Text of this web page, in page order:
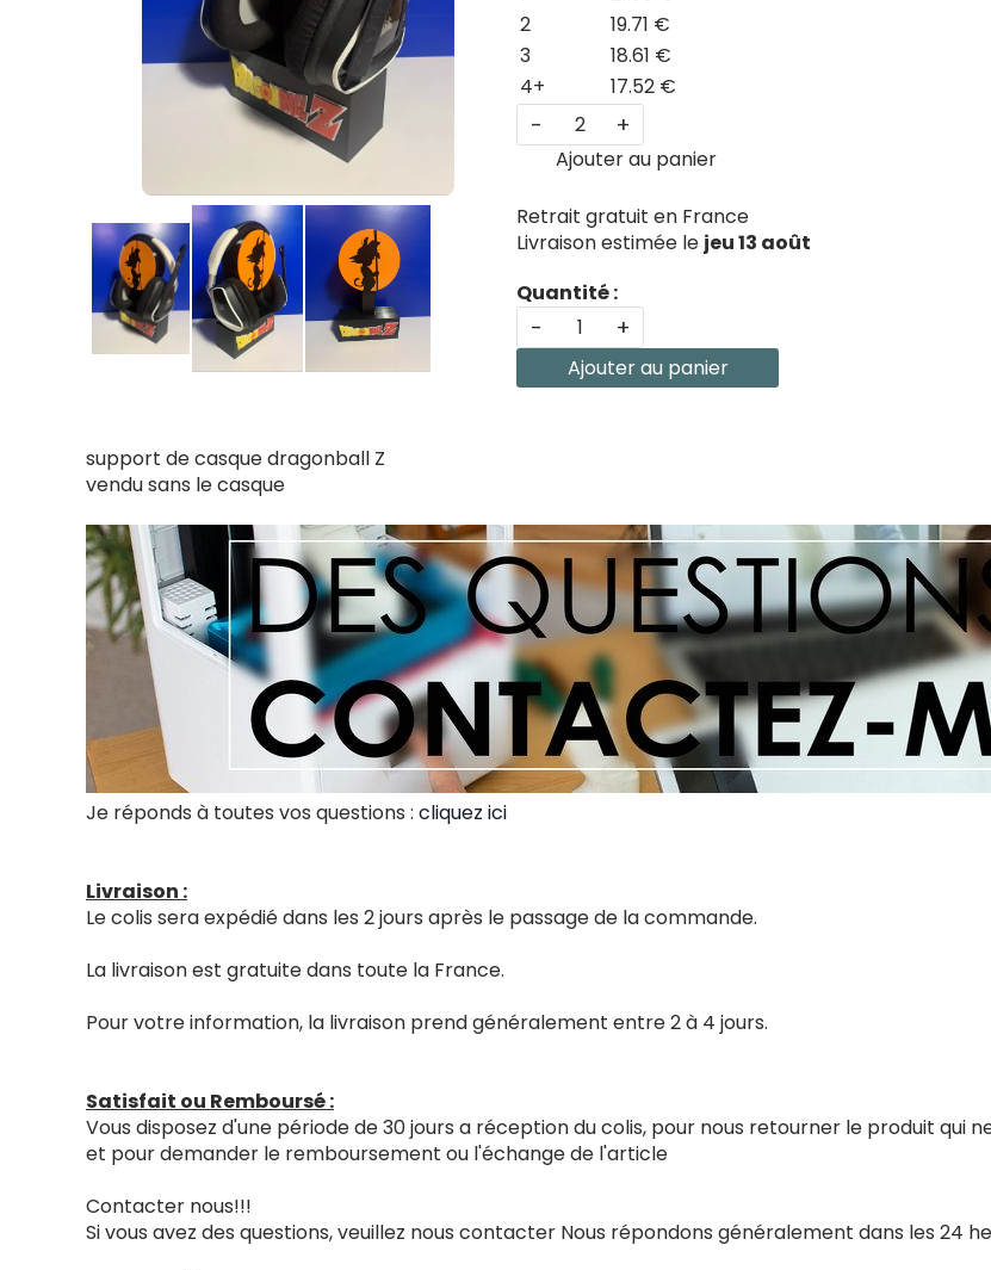
2
19.71 €
3
18.61 €
4+
17.52 €
- +
Ajouter au panier
Retrait gratuit en France
Livraison estimée le jeu 13 août
Quantité :
- +
Ajouter au panier
support de casque dragonball Z
vendu sans le casque
Je réponds à toutes vos questions : cliquez ici
Livraison :
Le colis sera expédié dans les 2 jours après le passage de la commande.
La livraison est gratuite dans toute la France.
Pour votre information, la livraison prend généralement entre 2 à 4 jours.
Satisfait ou Remboursé :
Vous disposez d'une période de 30 jours a réception du colis, pour nous retourner le produit qui
et pour demander le remboursement ou l'échange de l'article
Contacter nous!!!
Si vous avez des questions, veuillez nous contacter Nous répondons généralement dans les 24